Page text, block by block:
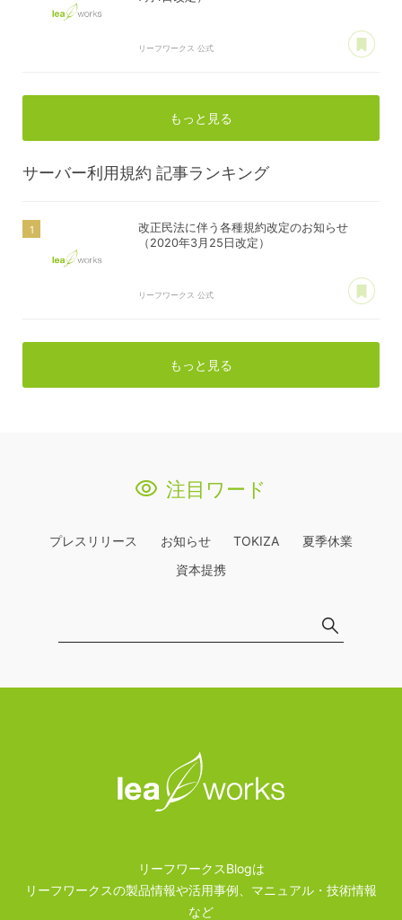
リーフワークス 公式
もっと見る
サーバー利用規約 記事ランキング
改正民法に伴う各種規約改定のお知らせ
（2020年3月25日改定）
リーフワークス 公式
もっと見る
注目ワード
プレスリリース お知らせ TOKIZA
夏季休業
資本提携
リーフワークスBlogは
リーフワークスの製品情報や活用事例、マニュアル・技術情報
など